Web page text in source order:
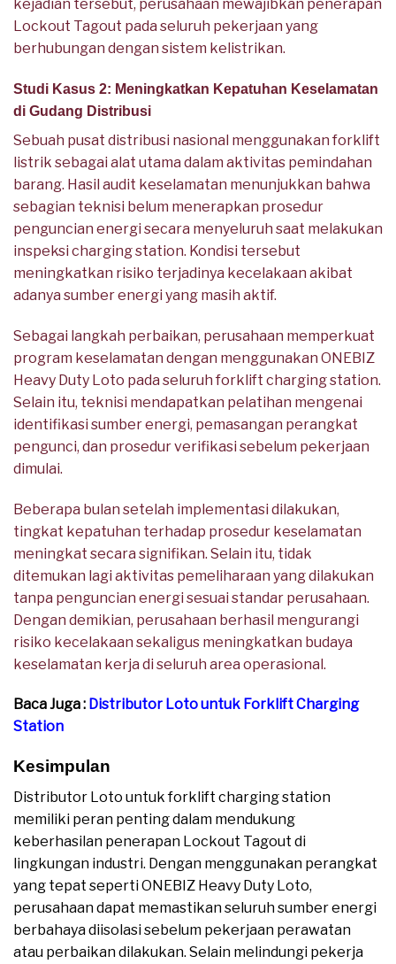
kejadian tersebut, perusahaan mewajibkan penerapan
Lockout Tagout pada seluruh pekerjaan yang
berhubungan dengan sistem kelistrikan.
Studi Kasus 2: Meningkatkan Kepatuhan Keselamatan
di Gudang Distribusi
Sebuah pusat distribusi nasional menggunakan forklift
listrik sebagai alat utama dalam aktivitas pemindahan
barang. Hasil audit keselamatan menunjukkan bahwa
sebagian teknisi belum menerapkan prosedur
penguncian energi secara menyeluruh saat melakukan
inspeksi charging station. Kondisi tersebut
meningkatkan risiko terjadinya kecelakaan akibat
adanya sumber energi yang masih aktif.
Sebagai langkah perbaikan, perusahaan memperkuat
program keselamatan dengan menggunakan ONEBIZ
Heavy Duty Loto pada seluruh forklift charging station.
Selain itu, teknisi mendapatkan pelatihan mengenai
identifikasi sumber energi, pemasangan perangkat
pengunci, dan prosedur verifikasi sebelum pekerjaan
dimulai.
Beberapa bulan setelah implementasi dilakukan,
tingkat kepatuhan terhadap prosedur keselamatan
meningkat secara signifikan. Selain itu, tidak
ditemukan lagi aktivitas pemeliharaan yang dilakukan
tanpa penguncian energi sesuai standar perusahaan.
Dengan demikian, perusahaan berhasil mengurangi
risiko kecelakaan sekaligus meningkatkan budaya
keselamatan kerja di seluruh area operasional.
Baca Juga : Distributor Loto untuk Forklift Charging
Station
Kesimpulan
Distributor Loto untuk forklift charging station
memiliki peran penting dalam mendukung
keberhasilan penerapan Lockout Tagout di
lingkungan industri. Dengan menggunakan perangkat
yang tepat seperti ONEBIZ Heavy Duty Loto,
perusahaan dapat memastikan seluruh sumber energi
berbahaya diisolasi sebelum pekerjaan perawatan
atau perbaikan dilakukan. Selain melindungi pekerja